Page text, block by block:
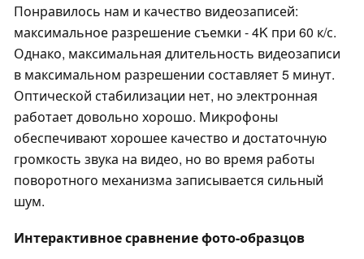
Понравилось нам и качество видеозаписей:
максимальное разрешение съемки - 4K при 60 к/с.
Однако, максимальная длительность видеозаписи
в максимальном разрешении составляет 5 минут.
Оптической стабилизации нет, но электронная
работает довольно хорошо. Микрофоны
обеспечивают хорошее качество и достаточную
громкость звука на видео, но во время работы
поворотного механизма записывается сильный
шум.
Интерактивное сравнение фото-образцов